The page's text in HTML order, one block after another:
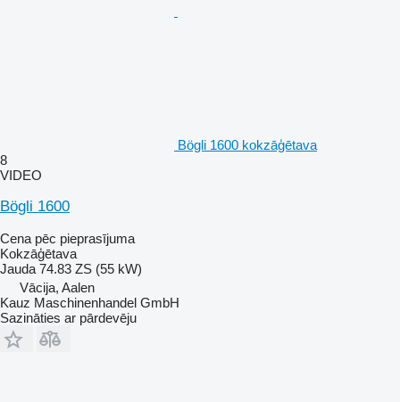
Bögli 1600 kokzāģētava
8
VIDEO
Bögli 1600
Cena pēc pieprasījuma
Kokzāģētava
Jauda 74.83 ZS (55 kW)
Vācija, Aalen
Kauz Maschinenhandel GmbH
Sazināties ar pārdevēju